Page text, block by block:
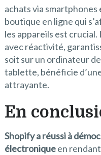
achats via
boutique en ligne qui
les appareils est crucial.
avec réactivité,
soit sur un ordinateur
tablette, bénéficie
attrayante.
En
Shopify a réussi à
électroniqueen rendant